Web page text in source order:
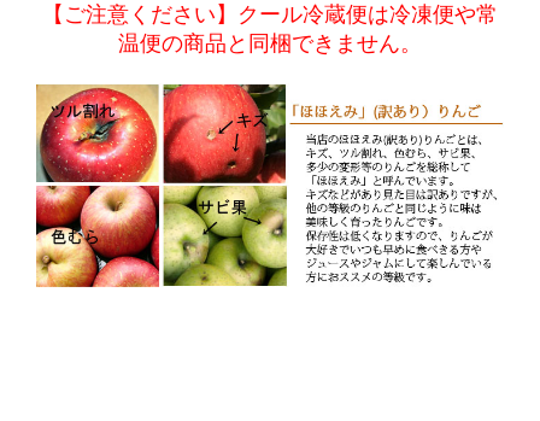
【ご注意ください】クール冷蔵便は冷凍便や常
温便の商品と同梱できません。